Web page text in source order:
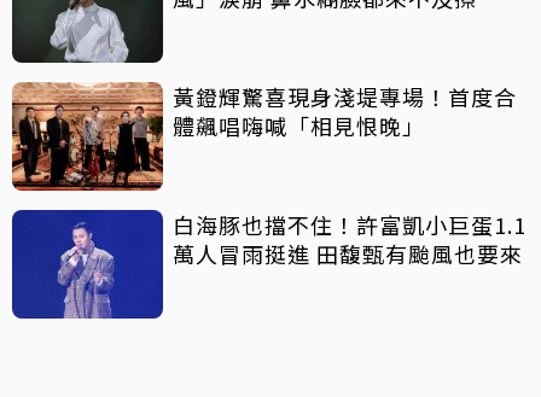
黃鐙輝驚喜現身淺堤專場！首度合
體飆唱嗨喊「相見恨晚」
白海豚也擋不住！許富凱小巨蛋1.1
萬人冒雨挺進 田馥甄有颱風也要來